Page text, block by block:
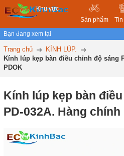
Khu vực
Sản phẩm
Bạn đang xem tại
Trang chủ
KÍNH LÚP.
Kính lúp kẹp bàn điều chỉnh độ sáng
PDOK
Kính lúp kẹp bàn
PD-032A. Hàng chính